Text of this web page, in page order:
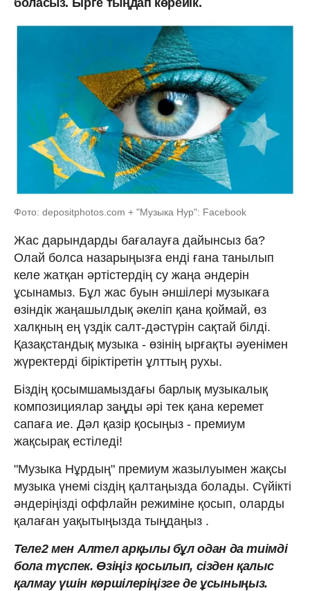
Фото: depositphotos.com + "Музыка Нур": Facebook
Жас дарындарды бағалауға дайынсыз ба?
Олай болса назарыңызға енді ғана танылып
келе жатқан әртістердің су жаңа әндерін
ұсынамыз. Бұл жас буын әншілері музыкаға
өзіндік жаңашылдық әкеліп қана қоймай, өз
халқның ең үздік салт-дәстүрін сақтай білді.
Қазақстандық музыка - өзінің ырғақты әуенімен
жүректерді біріктіретін ұлттың рухы.
Біздің қосымшамыздағы барлық музыкалық
композициялар заңды әрі тек қана керемет
сапаға ие. Дәл қазір қосыңыз - премиум
жақсырақ естіледі!
"Музыка Нұрдың" премиум жазылуымен жақсы
музыка үнемі сіздің қалтаңызда болады. Сүйікті
әндеріңізді оффлайн режиміне қосып, оларды
қалаған уақытыңызда тыңдаңыз .
Теле2 мен Алтел арқылы бұл одан да тиімді
бола түспек. Өзіңіз қосылып, сізден қалыс
қалмау үшін көршілеріңізге де ұсыныңыз.